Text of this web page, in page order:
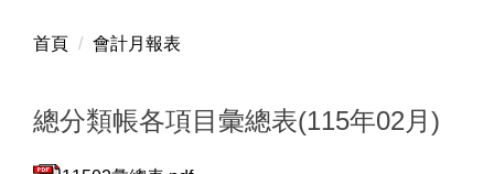
首頁 會計月報表
總分類帳各項目彙總表(115年02月)